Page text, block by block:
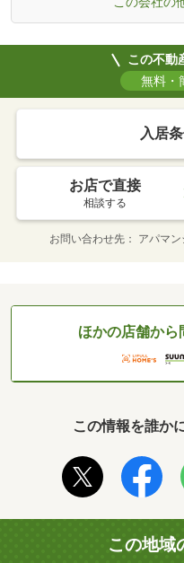
この不動
無料・
入居
お店で直接
相談する
お問い合わせ先 アパマ
ほかの店舗から
この情報を誰か
この地域